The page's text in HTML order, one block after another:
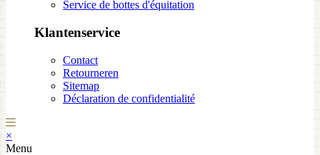
Service de bottes d'équitation
Klantenservice
Contact
Retourneren
Sitemap
Déclaration de confidentialité
×
Menu